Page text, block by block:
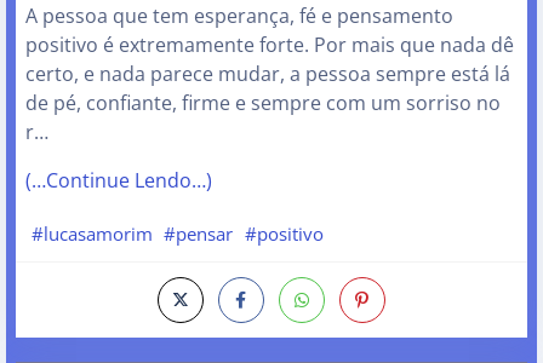
A pessoa que tem esperança, fé e pensamento
positivo é extremamente forte. Por mais que nada dê
certo, e nada parece mudar, a pessoa sempre está lá
de pé, confiante, firme e sempre com um sorriso no
r…
(…Continue Lendo…)
#lucasamorim #pensar #positivo